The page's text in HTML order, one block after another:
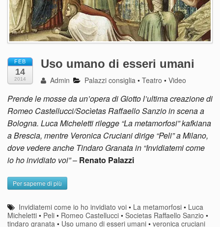
FEB
14
2014
Uso umano di esseri umani
Admin Palazzi consiglia •Teatro •Video
Prende le mosse da un’opera di Giotto l’ultima creazione di
Romeo Castellucci/Socìetas Raffaello Sanzio in scena a
Bologna. Luca Micheletti rilegge “La metamorfosi” kafkiana
a Brescia, mentre Veronica Cruciani dirige “Peli” a Milano,
dove vedere anche Tindaro Granata in “Invidiatemi come
io ho invidiato voi”– Renato Palazzi
Per saperne di più
Invidiatemi come io ho invidiato voi • La metamorfosi • Luca
Micheletti • Peli • Romeo Castellucci • Societas Raffaello Sanzio •
tindaro granata • Uso umano di esseri umani • veronica cruciani